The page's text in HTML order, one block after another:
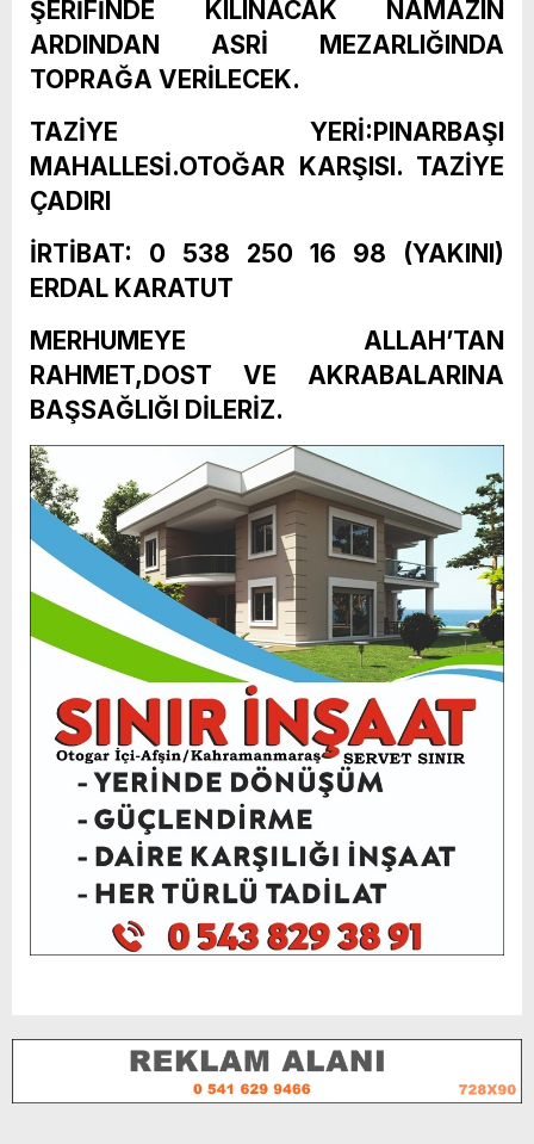
ŞERİFİNDE KILINACAK NAMAZIN
ARDINDAN ASRİ MEZARLIĞINDA
TOPRAĞA VERİLECEK.
TAZİYE YERİ:PINARBAŞI
MAHALLESİ.OTOĞAR KARŞISI. TAZİYE
ÇADIRI
İRTİBAT: 0 538 250 16 98 (YAKINI)
ERDAL KARATUT
MERHUMEYE ALLAH’TAN
RAHMET,DOST VE AKRABALARINA
BAŞSAĞLIĞI DİLERİZ.